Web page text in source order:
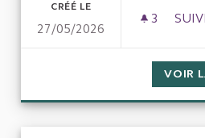
CRÉÉ LE
27/05/2026
3 3
VOIR